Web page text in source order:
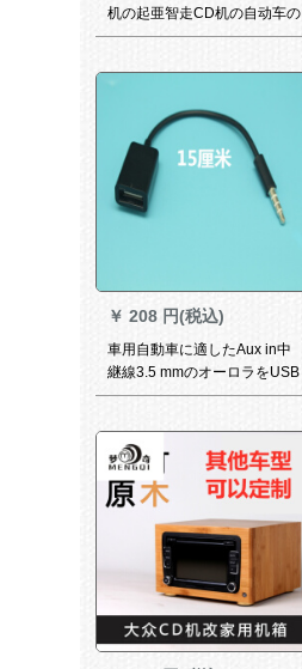
机の起亜智走CD机の自动车の
解体cd机に适应してトラック
￥ 208 円(税込)
車用自動車に適したAux in中
継線3.5 mmのオーロラをUSB
マイザにUSBマイザをUSBし
回送することにしました。